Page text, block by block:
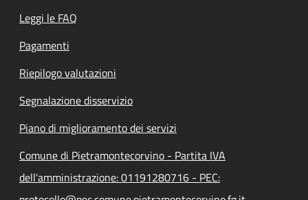
Leggi le FAQ
Pagamenti
Riepilogo valutazioni
Segnalazione disservizio
Piano di miglioramento dei servizi
Comune di Pietramontecorvino - Partita IVA
dell'amministrazione: 01191280716 - PEC: